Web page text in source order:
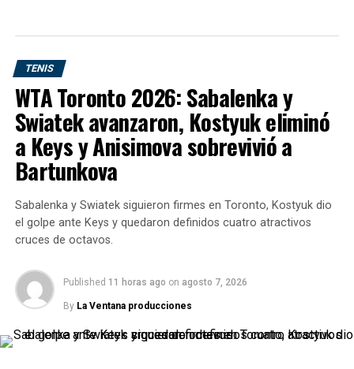
La victoria en Stuttgart también puso fin a otra
estadística negativa: no ganaba un partido de cuadro
vencido al estadounidense
Miami.
Las claves del triunfo ante
TENIS
WTA Toronto 2026: Sabalenka y
Swiatek avanzaron, Kostyuk eliminó
a Keys y Anisimova sobrevivió a
Bartunkova
Sabalenka y Swiatek siguieron firmes en Toronto, Kostyuk dio
el golpe ante Keys y quedaron definidos cuatro atractivos
cruces de octavos.
Published 11 horas ago on agosto 7, 2026
By La Ventana producciones